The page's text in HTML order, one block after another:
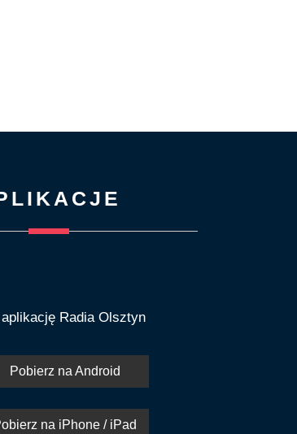
Radia Olsztyn
Pobierz na Android
na iPhone / iPad